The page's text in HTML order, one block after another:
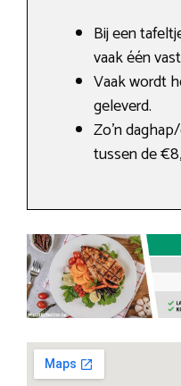
Bij een
vaak één
Vaak wordt
geleverd.
Zo’n
tussen de